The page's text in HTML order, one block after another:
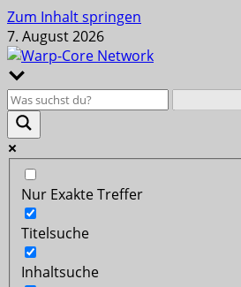
Zum Inhalt springen
7. August 2026
Nur Exakte Treffer
Titelsuche
Inhaltsuche